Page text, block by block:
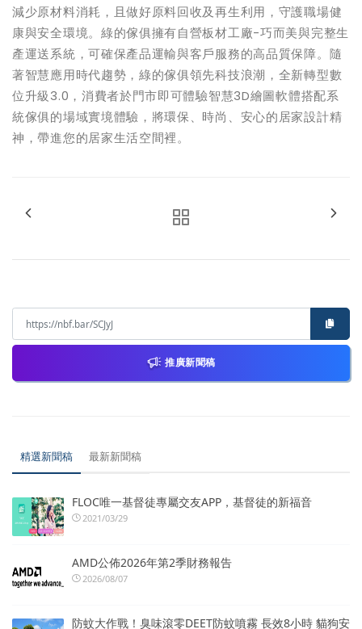
減少原材料消耗，且做好原料回收及再生利用，守護職場健
康與安全環境。綠的傢俱擁有自營板材工廠-巧而美與完整生
產運送系統，可確保產品運輸與客戶服務的高品質保障。隨
著智慧應用時代趨勢，綠的傢俱領先科技浪潮，全新轉型數
位升級3.0，消費者於門市即可體驗智慧3D繪圖軟體搭配系
統傢俱的場域實境體驗，將環保、時尚、安心的居家設計精
神，帶進您的居家生活空間裡。
推廣新聞稿
精選新聞稿 最新新聞稿
FLOC唯一基督徒專屬交友APP，基督徒的新福音
2021/03/29
AMD公佈2026年第2季財務報告
2026/08/07
防蚊大作戰！臭味滾零DEET防蚊噴霧 長效8小時 貓狗安